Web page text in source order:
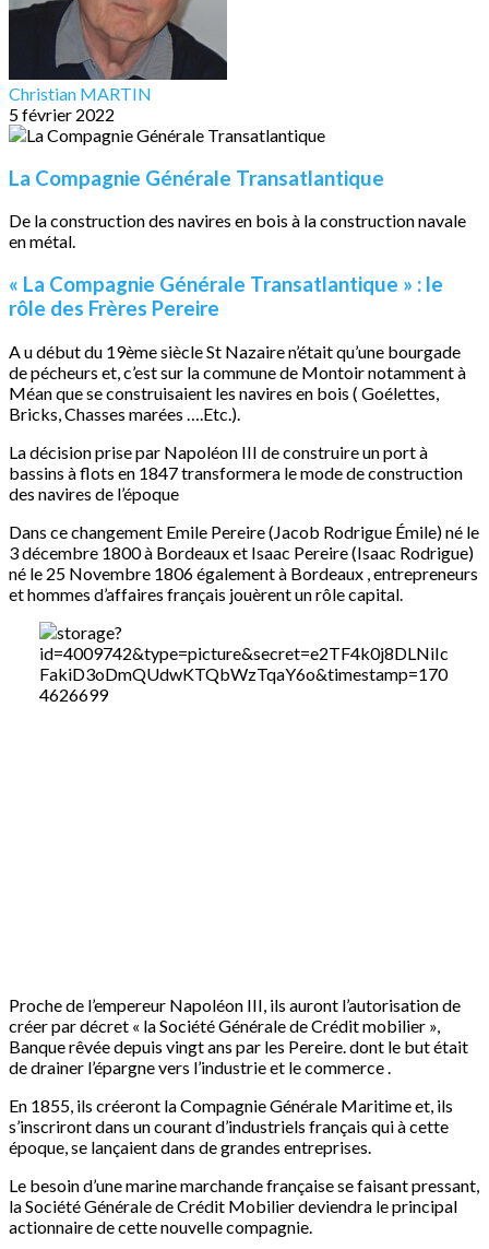
Christian MARTIN
5 février 2022
La Compagnie Générale Transatlantique
De la construction des navires en bois à la construction navale
en métal.
« La Compagnie Générale Transatlantique » : le
rôle des Frères Pereire
A u début du 19ème siècle St Nazaire n’était qu’une bourgade
de pécheurs et, c’est sur la commune de Montoir notamment à
Méan que se construisaient les navires en bois ( Goélettes,
Bricks, Chasses marées ….Etc.).
La décision prise par Napoléon III de construire un port à
bassins à flots en 1847 transformera le mode de construction
des navires de l’époque
Dans ce changement Emile Pereire (Jacob Rodrigue Émile) né le
3 décembre 1800 à Bordeaux et Isaac Pereire (Isaac Rodrigue)
né le 25 Novembre 1806 également à Bordeaux , entrepreneurs
et hommes d’affaires français jouèrent un rôle capital.
Proche de l’empereur Napoléon III, ils auront l’autorisation de
créer par décret « la Société Générale de Crédit mobilier »,
Banque rêvée depuis vingt ans par les Pereire. dont le but était
de drainer l’épargne vers l’industrie et le commerce .
En 1855, ils créeront la Compagnie Générale Maritime et, ils
s’inscriront dans un courant d’industriels français qui à cette
époque, se lançaient dans de grandes entreprises.
Le besoin d’une marine marchande française se faisant pressant,
la Société Générale de Crédit Mobilier deviendra le principal
actionnaire de cette nouvelle compagnie.